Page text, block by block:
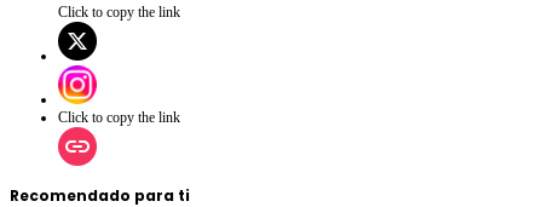
Click to copy the link
Click to copy the link
Recomendado para ti